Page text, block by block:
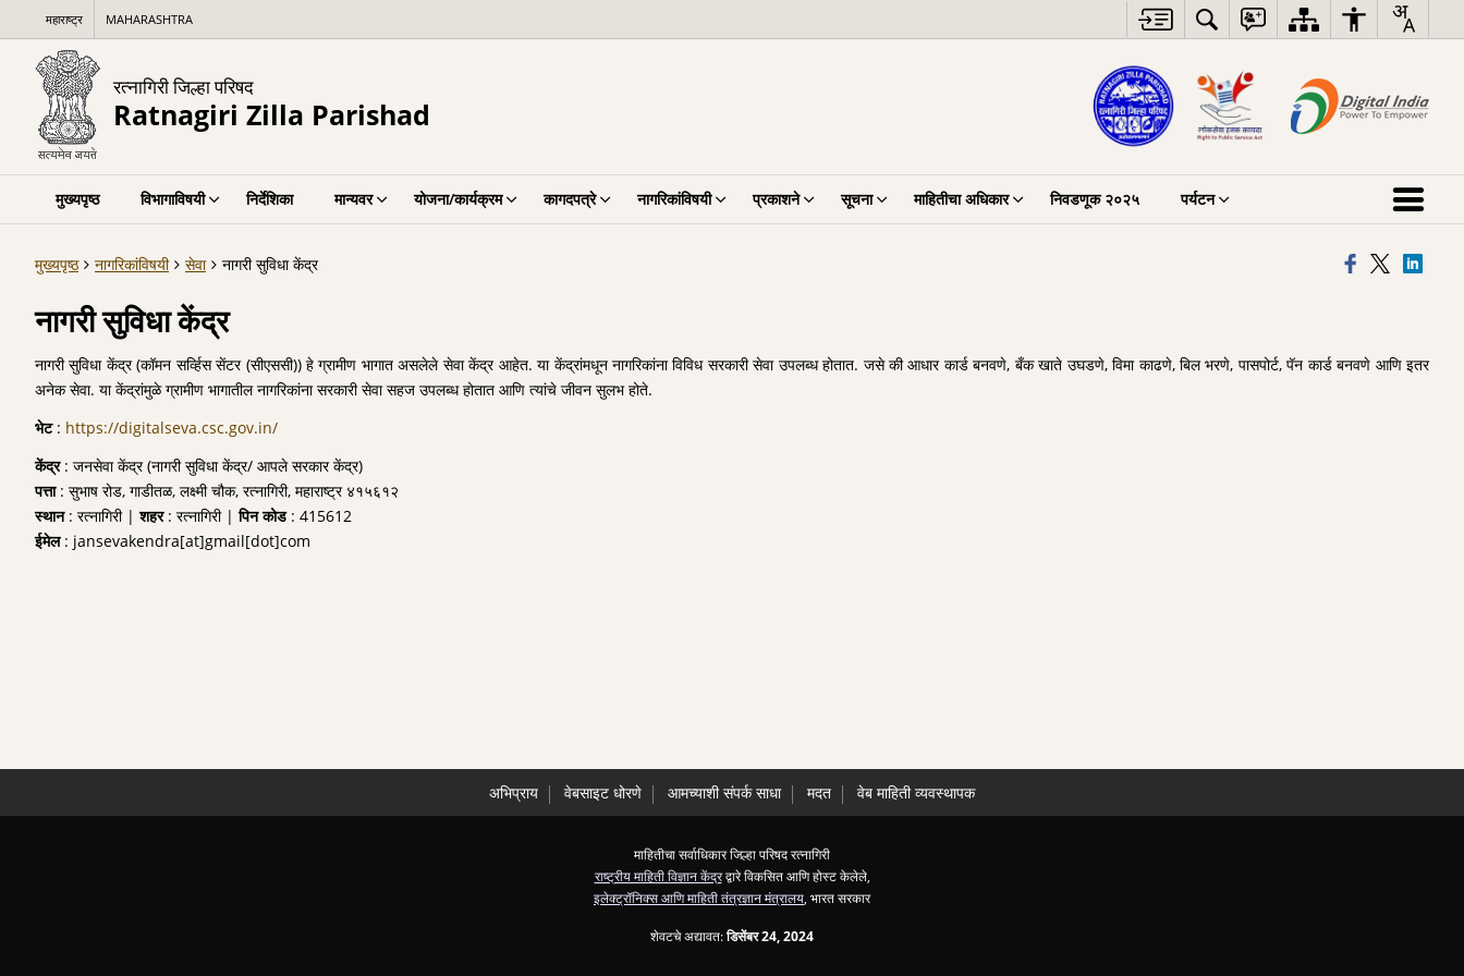
महाराष्ट्र MAHARASHTRA
रत्नागिरी जिल्हा परिषद
Ratnagiri Zilla Parishad
मुख्यपृष्ठ विभागाविषयी निर्देशिका मान्यवर योजना/कार्यक्रम कागदपत्रे नागरिकांविषयी प्रकाशने सूचना माहितीचा अधिकार निवडणूक २०२५ पर्यटन
मुख्यपृष्ठ नागरिकांविषयी सेवा नागरी सुविधा केंद्र
नागरी सुविधा केंद्र
नागरी सुविधा केंद्र (कॉमन सर्व्हिस सेंटर (सीएससी)) हे ग्रामीण भागात असलेले सेवा केंद्र आहेत. या केंद्रांमधून नागरिकांना विविध सरकारी सेवा उपलब्ध होतात. जसे की आधार कार्ड बनवणे, बँक खाते उघडणे, विमा काढणे, बिल भरणे, पासपोर्ट, पॅन कार्ड बनवणे आणि इतर
अनेक सेवा. या केंद्रांमुळे ग्रामीण भागातील नागरिकांना सरकारी सेवा सहज उपलब्ध होतात आणि त्यांचे जीवन सुलभ होते.
भेट: https://digitalseva.csc.gov.in/
केंद्र: जनसेवा केंद्र (नागरी सुविधा केंद्र/ आपले सरकार केंद्र)
पत्ता: सुभाष रोड, गाडीतळ, लक्ष्मी चौक, रत्नागिरी, महाराष्ट्र ४१५६१२
स्थान: रत्नागिरी |शहर: रत्नागिरी |पिन कोड: 415612
ईमेल: jansevakendra[at]gmail[dot]com
अभिप्राय वेबसाइट धोरणे आमच्याशी संपर्क साधा मदत वेब माहिती व्यवस्थापक
माहितीचा सर्वाधिकार जिल्हा परिषद रत्नागिरी
राष्ट्रीय माहिती विज्ञान केंद्रद्वारे विकसित आणि होस्ट केलेले,
इलेक्ट्रॉनिक्स आणि माहिती तंत्रज्ञान मंत्रालय , भारत सरकार
शेवटचे अद्यावत:डिसेंबर 24, 2024